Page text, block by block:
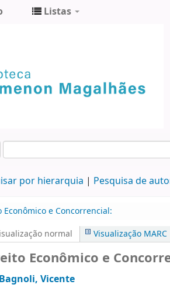
Listas
por hierarquia Pesquisa de
Econômico e Concorrencial:
normal
Visualização MARC
Econômico e
Bagnoli, Vicente